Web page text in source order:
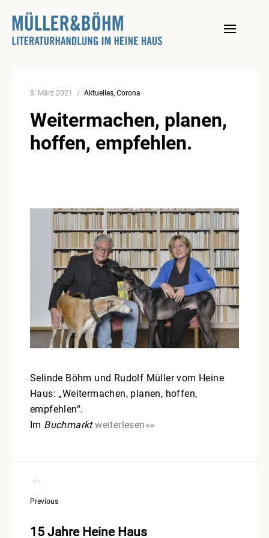
content
8. März 2021 Aktuelles Corona
Weitermachen, planen,
hoffen, empfehlen.
Selinde Böhm und Rudolf Müller vom Heine
Haus: „Weitermachen, planen, hoffen,
empfehlen“.
Im Buchmarkt weiterlesen»»
Previous
15 Jahre Heine Haus